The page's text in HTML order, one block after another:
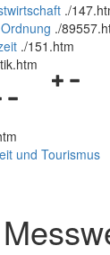
./
./
./151.htm
und Tourismus